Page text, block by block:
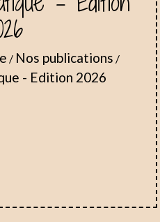
/ Nos publications /
- Edition 2026